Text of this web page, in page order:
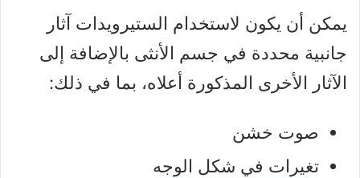
يمكن أن يكون لاستخدام الستيرويدات آثار
جانبية محددة في جسم الأنثى بالإضافة إلى
الآثار الأخرى المذكورة أعلاه، بما في ذلك:
صوت خشن
تغيرات في شكل الوجه